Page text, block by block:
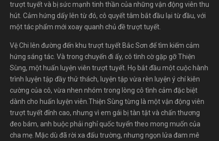
trượt tuyết và bị sức mạnh tinh thần của những vận động viên thu
hút. Cảm hứng dấy lên từ đó, cô quyết tâm bắt đầu lại từ đầu, với
một tác phẩm mới xoay quanh chủ đề trượt tuyết.
Vệ Chi lên đường đến khu trượt tuyết Bắc Sơn để tìm kiếm cảm
hứng sáng tác. Và trong chuyến đi ấy, cô tình cờ gặp gỡ Thiện
Sùng, một huấn luyện viên trượt tuyết. Họ bắt đầu một cuộc hành
trình luyện tập đầy thử thách, luyện tập vừa rèn luyện ý chí kiên
cường của cô, vừa nhen nhóm trong lòng cô tình cảm đặc biệt
dành cho huấn luyện viên.Thiện Sùng từng là một vận động viên
trượt tuyết đỉnh cao, nhưng vì em gái bị tàn tật và chấn thương
đeo bám, anh buộc phải nghỉ quốc tuyển theo mong muốn của
cha mẹ. Mặc dù đã rời xa đấu trường, nhưng ngọn lửa đam mê